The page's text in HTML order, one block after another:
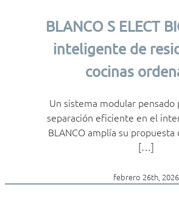
BLANCO S ELECT
inteligente de
cocinas
Un sistema modular pensado
separación eficiente en el
BLANCO amplía su propuesta
[…]
febrero 26th, 2026